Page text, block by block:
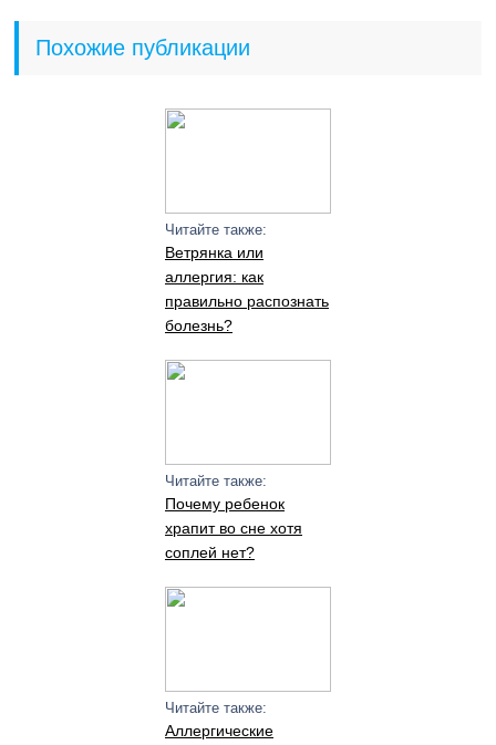
Похожие публикации
Читайте также:
Ветрянка или
аллергия: как
правильно распознать
болезнь?
Читайте также:
Почему ребенок
храпит во сне хотя
соплей нет?
Читайте также:
Аллергические